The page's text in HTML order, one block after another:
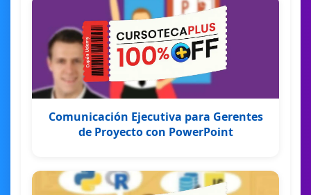
Comunicación Ejecutiva para Gerentes
de Proyecto con PowerPoint